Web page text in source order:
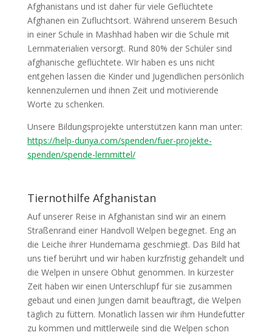
Afghanistans und ist daher für viele Geflüchtete
Afghanen ein Zufluchtsort. Während unserem Besuch
in einer Schule in Mashhad haben wir die Schule mit
Lernmaterialien versorgt. Rund 80% der Schüler sind
afghanische geflüchtete. WIr haben es uns nicht
entgehen lassen die Kinder und Jugendlichen persönlich
kennenzulernen und ihnen Zeit und motivierende
Worte zu schenken.
Unsere Bildungsprojekte unterstützen kann man unter:
https://help-dunya.com/spenden/fuer-projekte-
spenden/spende-lernmittel/
Tiernothilfe Afghanistan
Auf unserer Reise in Afghanistan sind wir an einem
Straßenrand einer Handvoll Welpen begegnet. Eng an
die Leiche ihrer Hundemama geschmiegt. Das Bild hat
uns tief berührt und wir haben kurzfristig gehandelt und
die Welpen in unsere Obhut genommen. In kürzester
Zeit haben wir einen Unterschlupf für sie zusammen
gebaut und einen Jungen damit beauftragt, die Welpen
täglich zu füttern. Monatlich lassen wir ihm Hundefutter
zu kommen und mittlerweile sind die Welpen schon